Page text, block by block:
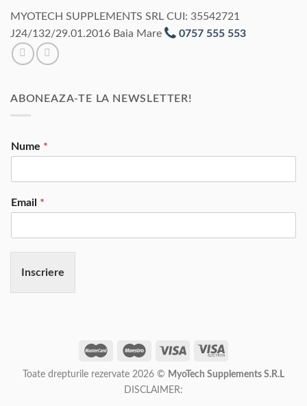
MYOTECH SUPPLEMENTS SRL CUI: 35542721
J24/132/29.01.2016 Baia Mare
0757 555 553
ABONEAZA-TE LA NEWSLETTER!
Nume *
Email *
Inscriere
Toate drepturile rezervate 2026 © MyoTech Supplements S.R.L
DISCLAIMER: